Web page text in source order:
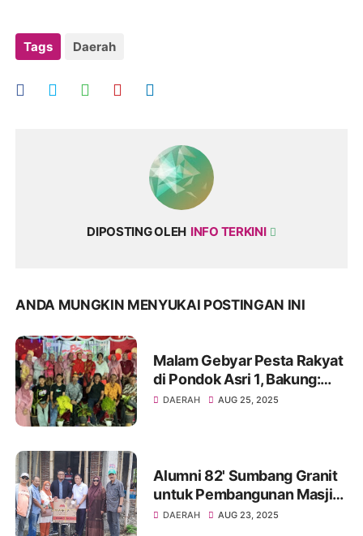
Tags Daerah
DIPOSTING OLEH INFO TERKINI
ANDA MUNGKIN MENYUKAI POSTINGAN INI
Malam Gebyar Pesta Rakyat
di Pondok Asri 1, Bakung:
Ajang Silaturahmi dan
DAERAH AUG 25, 2025
Alumni 82' Sumbang Granit
untuk Pembangunan Masjid
Al Haq IKA SMAN 200/1
DAERAH AUG 23, 2025